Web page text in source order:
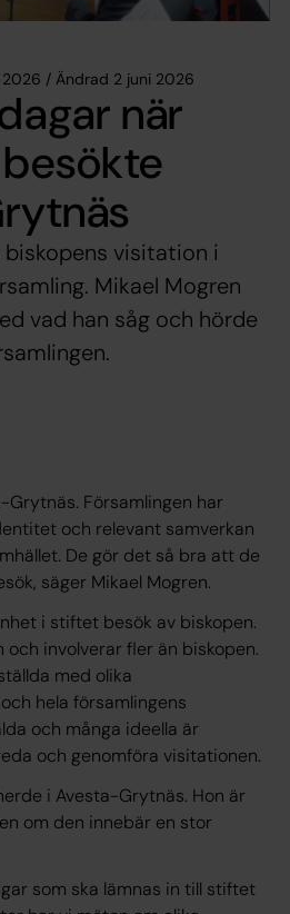
/ Ändrad 2 juni 2026
när
visitation i
Mikael Mogren
vad han såg och hörde
Församlingen har
och relevant samverkan
De gör det så bra att de
säger Mikael Mogren.
i stiftet besök av biskopen.
och involverar fler än biskopen.
med olika
hela församlingens
och många ideella är
och genomföra visitationen.
i Avesta-Grytnäs. Hon är
om den innebär en stor
som ska lämnas in till stiftet